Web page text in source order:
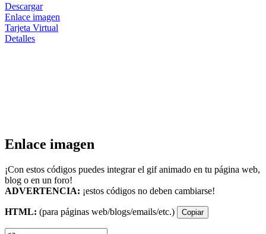
Descargar
Enlace imagen
Tarjeta Virtual
Detalles
Enlace imagen
¡Con estos códigos puedes integrar el gif animado en tu página web,
blog o en un foro!
ADVERTENCIA: ¡estos códigos no deben cambiarse!
HTML: (para páginas web/blogs/emails/etc.) Copiar